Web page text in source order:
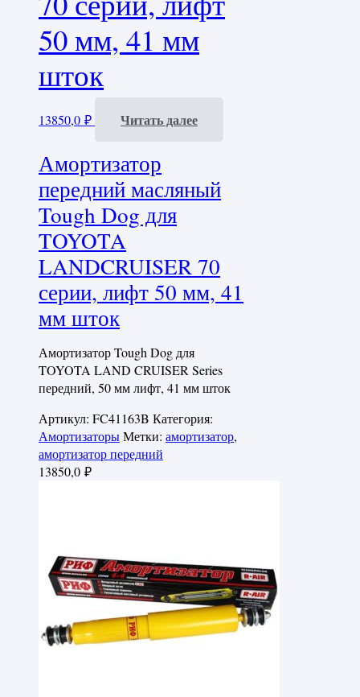
50 мм, 41 мм
шток
13850,0 ₽ Читать далее
Амортизатор
передний масляный
Tough Dog для
TOYOTA
LANDCRUISER 70
серии, лифт 50 мм, 41
мм шток
Амортизатор Tough Dog для
TOYOTA LAND CRUISER Series
передний, 50 мм лифт, 41 мм шток
Артикул: FC41163B Категория:
АмортизаторыМетки: амортизатор,
амортизатор передний
13850,0 ₽